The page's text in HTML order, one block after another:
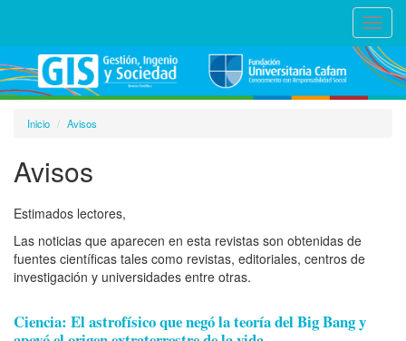
Inicio Avisos
Avisos
Estimados lectores,
Las noticias que aparecen en esta revistas son obtenidas de
fuentes científicas tales como revistas, editoriales, centros de
investigación y universidades entre otras.
Ciencia: El astrofísico que negó la teoría del Big Bang y